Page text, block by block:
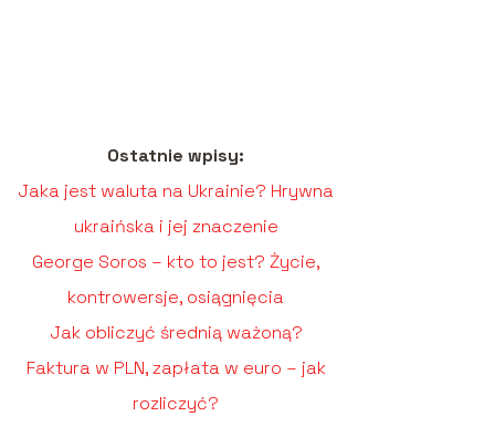
Ostatnie wpisy:
Jaka jest waluta na Ukrainie? Hrywna
ukraińska i jej znaczenie
George Soros – kto to jest? Życie,
kontrowersje, osiągnięcia
Jak obliczyć średnią ważoną?
Faktura w PLN, zapłata w euro – jak
rozliczyć?